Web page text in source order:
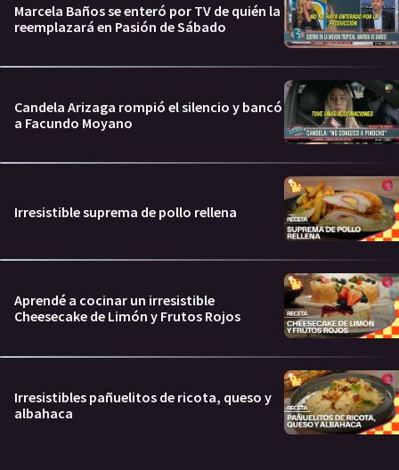
Marcela Baños se enteró por TV de quién la
reemplazará en Pasión de Sábado
Candela Arizaga rompió el silencio y bancó
a Facundo Moyano
Irresistible suprema de pollo rellena
Aprendé a cocinar un irresistible
Cheesecake de Limón y Frutos Rojos
Irresistibles pañuelitos de ricota, queso y
albahaca